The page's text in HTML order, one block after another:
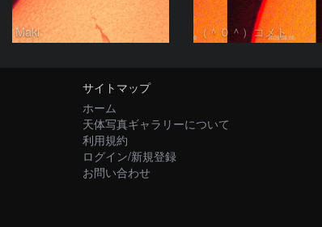
Maki （＾０＾）コメト
サイトマップ
ホーム
天体写真ギャラリーについて
利用規約
ログイン/新規登録
お問い合わせ